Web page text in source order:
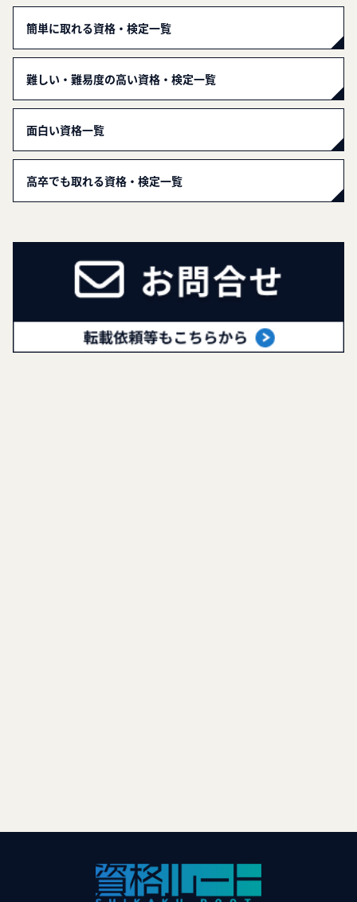
簡単に取れる資格・検定一覧
難しい・難易度の高い資格・検定一覧
面白い資格一覧
高卒でも取れる資格・検定一覧